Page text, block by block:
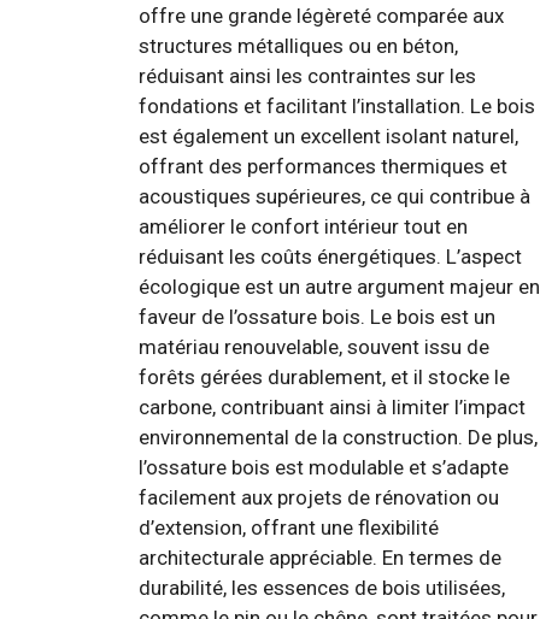
offre une grande légèreté comparée aux
structures métalliques ou en béton,
réduisant ainsi les contraintes sur les
fondations et facilitant l’installation. Le bois
est également un excellent isolant naturel,
offrant des performances thermiques et
acoustiques supérieures, ce qui contribue à
améliorer le confort intérieur tout en
réduisant les coûts énergétiques. L’aspect
écologique est un autre argument majeur en
faveur de l’ossature bois. Le bois est un
matériau renouvelable, souvent issu de
forêts gérées durablement, et il stocke le
carbone, contribuant ainsi à limiter l’impact
environnemental de la construction. De plus,
l’ossature bois est modulable et s’adapte
facilement aux projets de rénovation ou
d’extension, offrant une flexibilité
architecturale appréciable. En termes de
durabilité, les essences de bois utilisées,